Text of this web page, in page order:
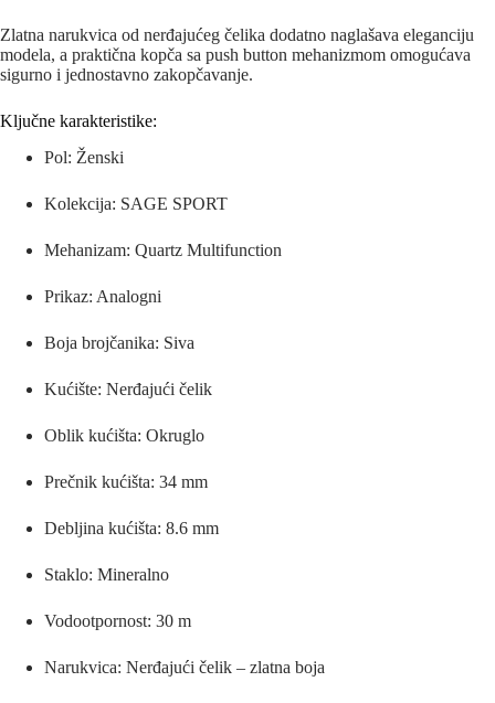
Zlatna narukvica od nerđajućeg čelika dodatno naglašava eleganciju
modela, a praktična kopča sa push button mehanizmom omogućava
sigurno i jednostavno zakopčavanje.
Ključne karakteristike:
Pol: Ženski
Kolekcija: SAGE SPORT
Mehanizam: Quartz Multifunction
Prikaz: Analogni
Boja brojčanika: Siva
Kućište: Nerđajući čelik
Oblik kućišta: Okruglo
Prečnik kućišta: 34 mm
Debljina kućišta: 8.6 mm
Staklo: Mineralno
Vodootpornost: 30 m
Narukvica: Nerđajući čelik – zlatna boja